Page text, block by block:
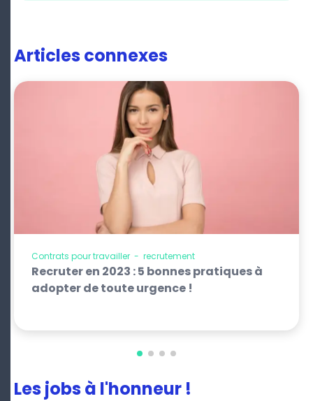
Articles connexes
Contrats pour travailler - recrutement
Recruter en 2023 : 5 bonnes pratiques à
adopter de toute urgence !
Les jobs à l'honneur !